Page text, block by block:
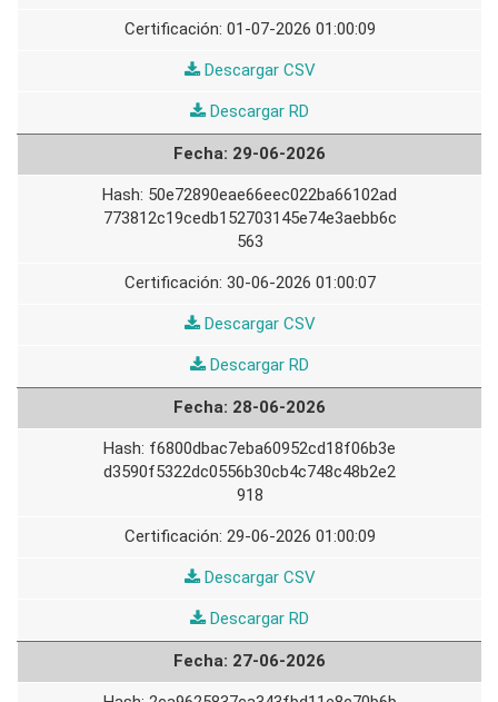
01-07-2026 01:00:09
Descargar CSV30-
Descargar RD
06-
2026
29-06-2026
50e72890eae66eec022ba66102ad
773812c19cedb152703145e74e3aebb6c
563
30-06-2026 01:00:07
Descargar CSV29-
Descargar RD
06-
2026
28-06-2026
f6800dbac7eba60952cd18f06b3e
d3590f5322dc0556b30cb4c748c48b2e2
918
29-06-2026 01:00:09
Descargar CSV28-
Descargar RD
06-
2026
27-06-2026